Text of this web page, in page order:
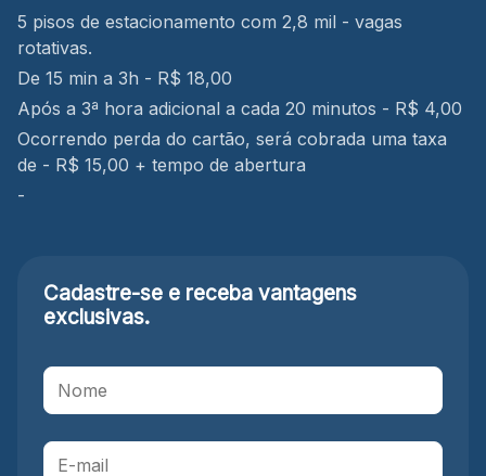
5 pisos de estacionamento com 2,8 mil - vagas
rotativas.
De 15 min a 3h - R$ 18,00
Após a 3ª hora adicional a cada 20 minutos - R$ 4,00
Ocorrendo perda do cartão, será cobrada uma taxa
de - R$ 15,00 + tempo de abertura
-
Cadastre-se e receba vantagens
exclusivas.